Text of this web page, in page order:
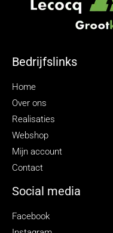
Bedrijfslinks
Home
Over ons
Realisaties
Webshop
Mijn account
Contact
Social media
Facebook